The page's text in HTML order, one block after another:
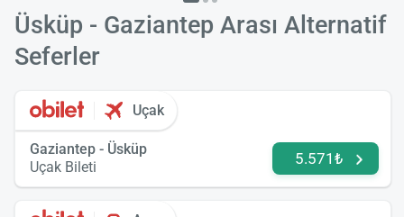
Üsküp - Gaziantep Arası Alternatif
Seferler
Uçak
Gaziantep - Üsküp
Uçak Bileti
5.571₺